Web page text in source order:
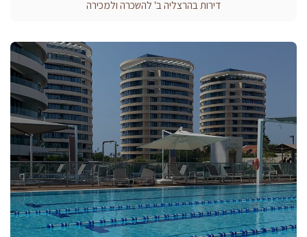
דירות בהרצליה ב' להשכרה ולמכירה